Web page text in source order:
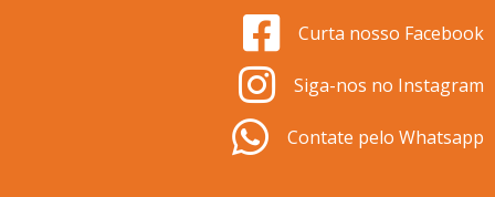
Curta nosso Facebook
Siga-nos no Instagram
Contate pelo Whatsapp